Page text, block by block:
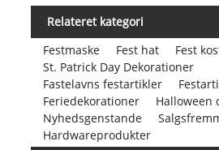
Relateret kategori
Festmaske
Fest hat
Fest
St. Patrick Day Dekorationer
Fastelavns festartikler
Feriedekorationer
Halloween
Nyhedsgenstande
Hardwareprodukter